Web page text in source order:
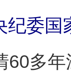
纪委国
多年